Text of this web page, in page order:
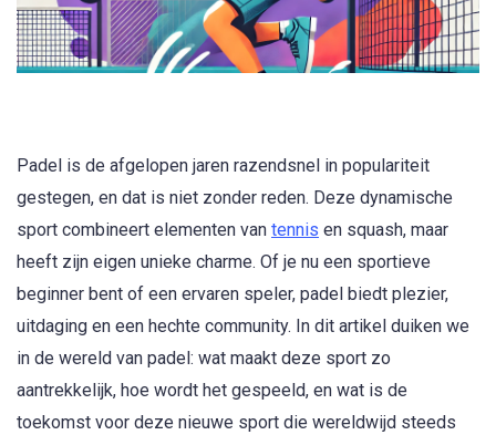
Padel is de afgelopen jaren razendsnel in populariteit
gestegen, en dat is niet zonder reden. Deze dynamische
sport combineert elementen van tennis en squash, maar
heeft zijn eigen unieke charme. Of je nu een sportieve
beginner bent of een ervaren speler, padel biedt plezier,
uitdaging en een hechte community. In dit artikel duiken we
in de wereld van padel: wat maakt deze sport zo
aantrekkelijk, hoe wordt het gespeeld, en wat is de
toekomst voor deze nieuwe sport die wereldwijd steeds